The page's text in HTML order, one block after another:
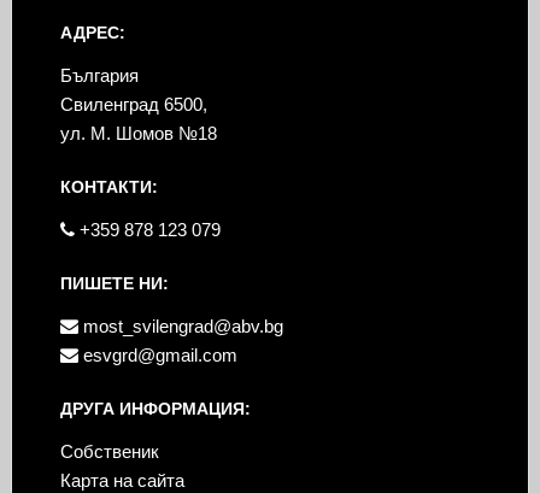
АДРЕС:
България
Свиленград 6500,
ул. М. Шомов №18
КОНТАКТИ:
+359 878 123 079
ПИШЕТЕ НИ:
most_svilengrad@abv.bg
esvgrd@gmail.com
ДРУГА ИНФОРМАЦИЯ:
Собственик
Карта на сайта